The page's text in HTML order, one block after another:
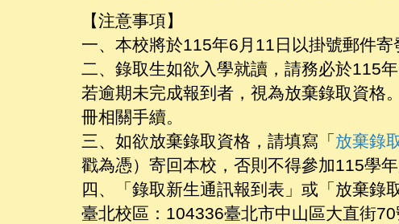
【注意事項】
一、本校將於115年6月11日以掛號郵件寄
二、錄取生如欲入學就讀，請務必於115
若逾期未完成報到者，視為放棄錄取資格
冊相關手續。
三、如欲放棄錄取資格，請填寫 「 放棄錄
戳為憑）寄回本校，否則不得參加115學
四、「錄取新生通訊報到表」或「放棄錄
臺北校區：104336臺北市中山區大直街